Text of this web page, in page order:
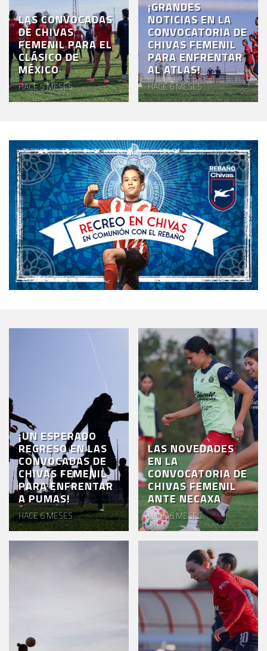
LAS CONVOCADAS
DE CHIVAS
FEMENIL PARA EL
CLÁSICO DE
MÉXICO
HACE 5 MESES
¡GRANDES
NOTICIAS EN LA
CONVOCATORIA DE
CHIVAS FEMENIL
PARA ENFRENTAR
AL ATLAS!
HACE 6 MESES
¡UN ESPERADO
REGRESO EN LAS
CONVOCADAS DE
CHIVAS FEMENIL
PARA ENFRENTAR
A PUMAS!
HACE 6 MESES
LAS NOVEDADES
EN LA
CONVOCATORIA DE
CHIVAS FEMENIL
ANTE NECAXA
HACE 6 MESES